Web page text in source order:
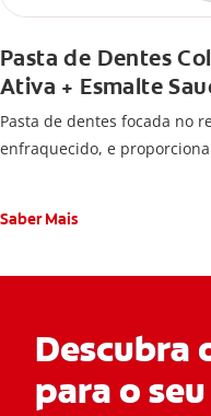
Pasta de Dentes
Ativa + Esmalte
Pasta de dentes focada no
enfraquecido, e
Saber Mais
Descubra
para o